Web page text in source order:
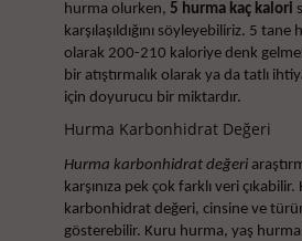
hurma olurken,5 hurma kaç kalori
karşılaşıldığını söyleyebiliriz. 5 tane
olarak 200-210 kaloriye denk
bir atıştırmalık olarak ya da tatlı
için doyurucu bir miktardır.
Hurma Karbonhidrat Değeri
Hurma karbonhidrat değeri
karşınıza pek çok farklı veri çıkabilir.
karbonhidrat değeri, cinsine ve
gösterebilir. Kuru hurma, yaş